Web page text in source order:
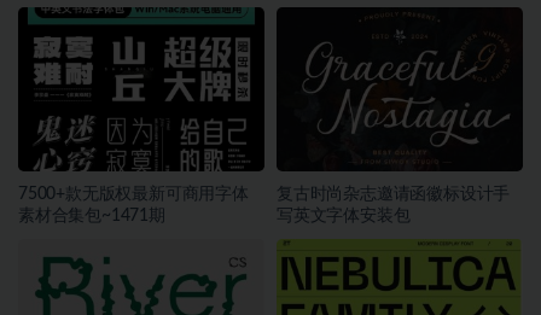
7500+款无版权最新可商用字体
素材合集包~1471期
复古时尚杂志邀请函徽标设计手
写英文字体安装包